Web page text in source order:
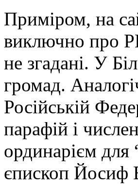
Приміром, на
виключно про
не згадані. У
громад.
Російській
парафій і
ординарієм для
єпископ Йосиф